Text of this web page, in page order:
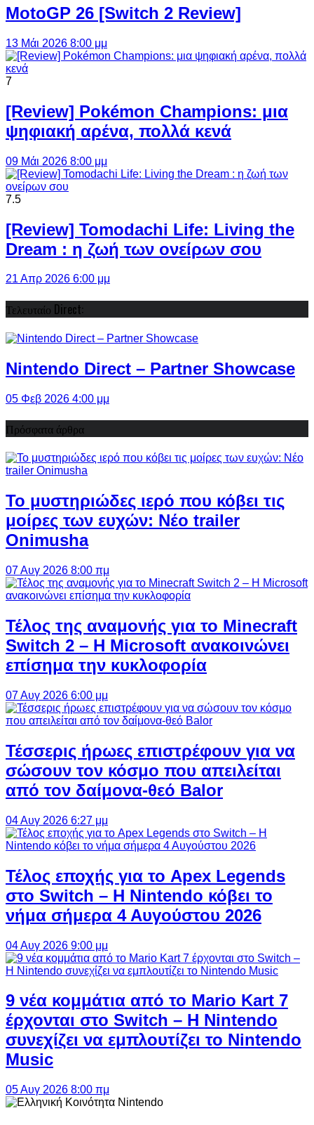
MotoGP 26 [Switch 2 Review]
13 Μάι 2026 8:00 μμ
7
[Review] Pokémon Champions: μια
ψηφιακή αρένα, πολλά κενά
09 Μάι 2026 8:00 μμ
7.5
[Review] Tomodachi Life: Living the
Dream : η ζωή των ονείρων σου
21 Απρ 2026 6:00 μμ
Τελευταίο Direct:
Nintendo Direct – Partner Showcase
05 Φεβ 2026 4:00 μμ
Πρόσφατα άρθρα
Το μυστηριώδες ιερό που κόβει τις
μοίρες των ευχών: Νέο trailer
Onimusha
07 Αυγ 2026 8:00 πμ
Τέλος της αναμονής για το Minecraft
Switch 2 – Η Microsoft ανακοινώνει
επίσημα την κυκλοφορία
07 Αυγ 2026 6:00 μμ
Τέσσερις ήρωες επιστρέφουν για να
σώσουν τον κόσμο που απειλείται
από τον δαίμονα-θεό Balor
04 Αυγ 2026 6:27 μμ
Τέλος εποχής για το Apex Legends
στο Switch – Η Nintendo κόβει το
νήμα σήμερα 4 Αυγούστου 2026
04 Αυγ 2026 9:00 μμ
9 νέα κομμάτια από το Mario Kart 7
έρχονται στο Switch – Η Nintendo
συνεχίζει να εμπλουτίζει το Nintendo
Music
05 Αυγ 2026 8:00 πμ